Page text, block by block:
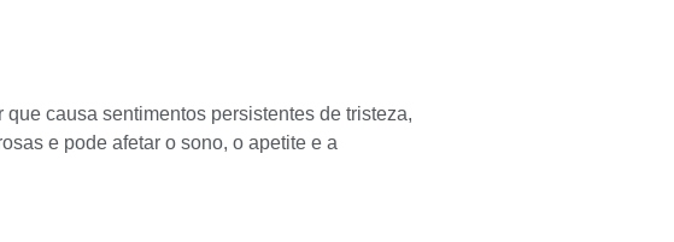
causa sentimentos persistentes de tristeza,
e pode afetar o sono, o apetite e a